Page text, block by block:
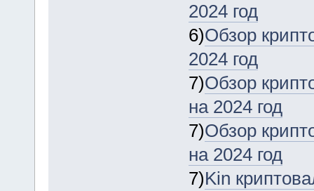
2024 год
6)Обзор
2024 год
7)Обзор
на 2024 год
7)Обзор
на 2024 год
7)Kin